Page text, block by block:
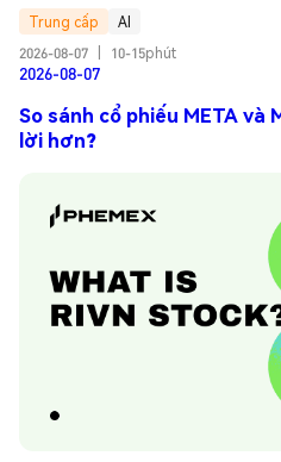
Trung cấp
AI
2026-08-07
10-15phút
2026-08-07
So sánh cổ phiếu META và
lời hơn?